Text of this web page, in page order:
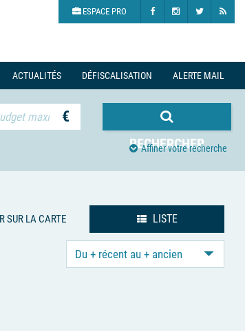
ESPACE PRO
ACTUALITÉS DÉFISCALISATION ALERTE MAIL
€
RECHERCHER
Affiner votre recherche
SUR LA CARTE LISTE
Du + récent au + ancien